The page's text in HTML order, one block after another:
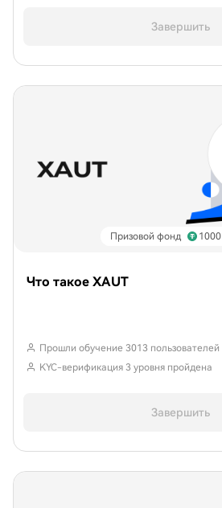
Завершить
Призовой фонд 1000
Что такое XAUT
Прошли обучение 3013 пользователей
KYC-верификация 3 уровня пройдена
Завершить